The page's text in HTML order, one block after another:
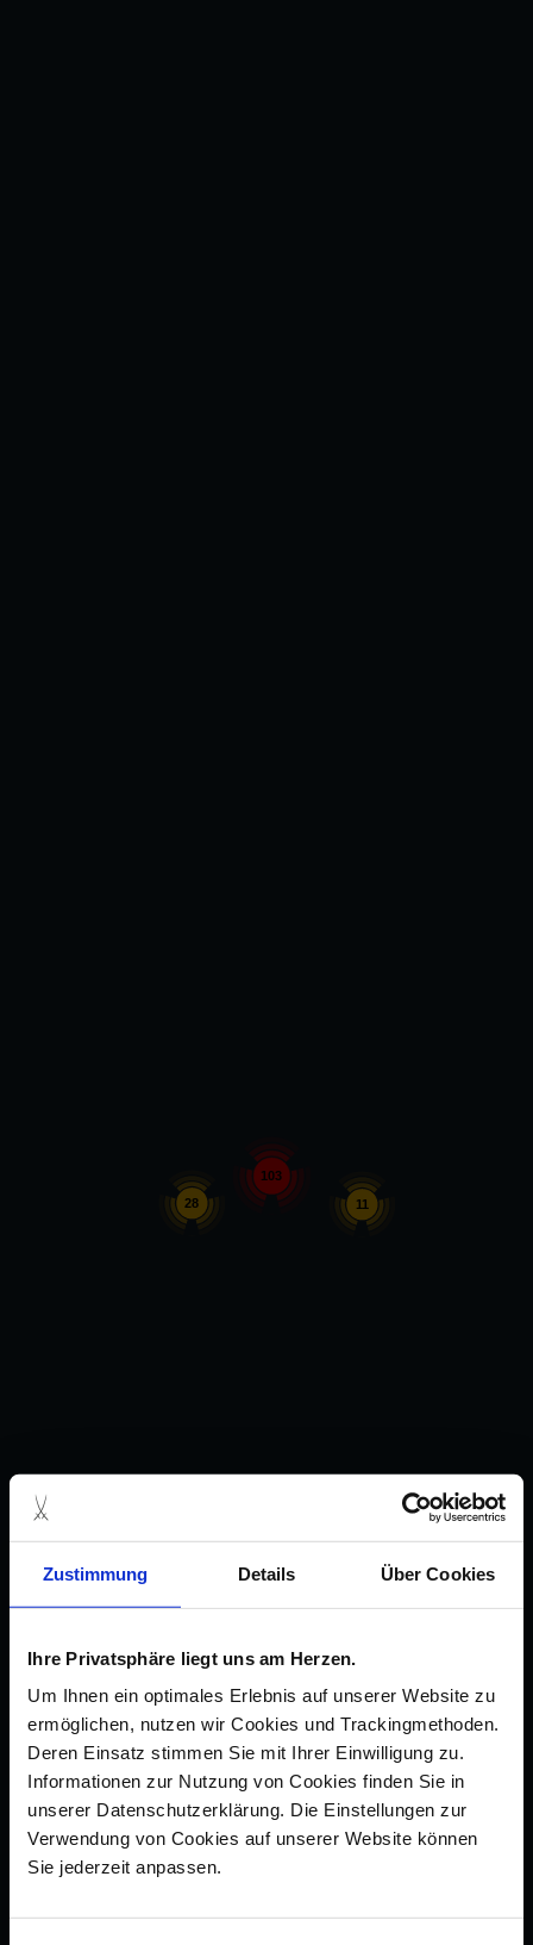
Zustimmung Details Über Cookies
Ihre Privatsphäre liegt uns am Herzen.
Um Ihnen ein optimales Erlebnis auf unserer Website zu
ermöglichen, nutzen wir Cookies und Trackingmethoden.
Deren Einsatz stimmen Sie mit Ihrer Einwilligung zu.
Informationen zur Nutzung von Cookies finden Sie in
unserer Datenschutzerklärung. Die Einstellungen zur
Verwendung von Cookies auf unserer Website können
Sie jederzeit anpassen.
103
11
28